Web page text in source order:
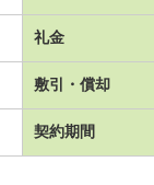
礼金
敷引・償却
契約期間